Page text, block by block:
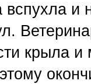
вспухла
крыла